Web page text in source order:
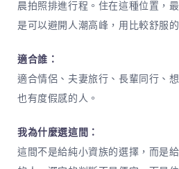
晨拍照排進行程。住在這種位置，
是可以避開人潮高峰，用比較舒服
適合誰：
適合情侶、夫妻旅行、長輩同行、
也有度假感的人。
我為什麼選這間：
這間不是給純小資族的選擇，而是